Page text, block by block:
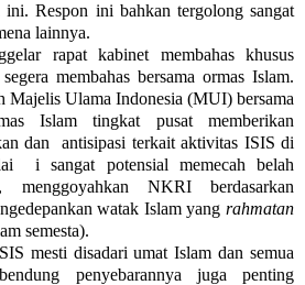
ini. Respon ini bahkan tergolong sangat
lainnya.
rapat kabinet membahas khusus
membahas bersama ormas Islam.
Majelis Ulama Indonesia (MUI) bersama
Islam tingkat pusat memberikan
dan antisipasi terkait aktivitas ISIS di
i sangat potensial memecah belah
menggoyahkan NKRI berdasarkan
watak Islam yang rahmatan
semesta).
mesti disadari umat Islam dan semua
penyebarannya juga penting